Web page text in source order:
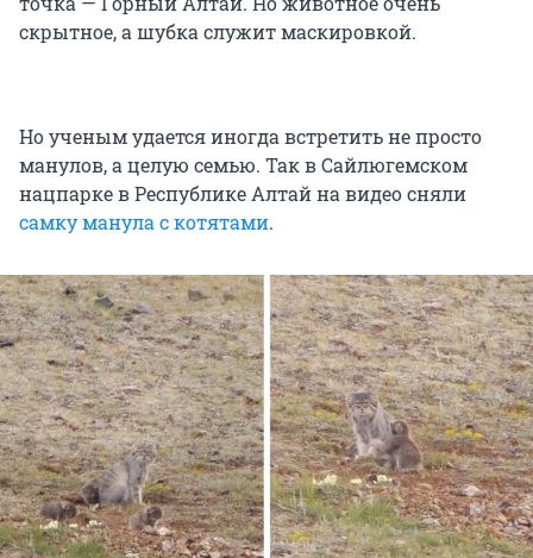
скрытное, а шубка служит маскировкой.
Но ученым удается иногда встретить не просто
манулов, а целую семью. Так в Сайлюгемском
нацпарке в Республике Алтай на видео сняли
самку манула с котятами.